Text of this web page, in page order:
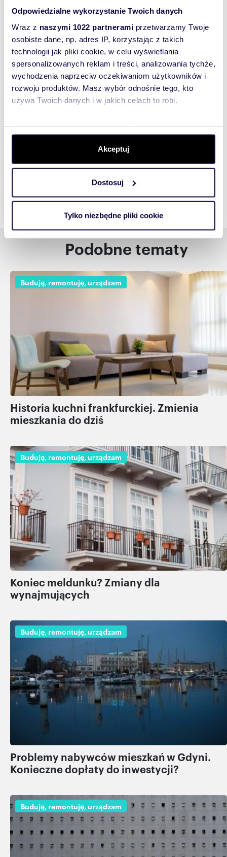
Odpowiedzialne wykorzystanie Twoich danych
Wraz z naszymi 1022 partnerami przetwarzamy Twoje
osobiste dane, np. adres IP, korzystając z takich
technologii jak pliki cookie, w celu wyświetlania
spersonalizowanych reklam i treści, analizowania tychże,
wychodzenia naprzeciw oczekiwaniom użytkowników i
rozwoju produktów. Masz wybór odnośnie tego, kto
używa Twoich danych i w jakich celach to robi.
Gromadzić dane dotyczące Twojej lokalizacji
geograficznej z dokładnością nawet do kilku metrów
Identyfikować Twoje urządzenie, aktywnie analizując
czyli wirtualny odcisk palca)
Dowiedz się więcej odnośnie tego, jak Twoje osobiste
dane są przetwarzane oraz ustaw własne preferencje w
zmienić lub wycofać swoją zgodę w dowolnej chwili.
i reklam, aby oferować funkcje społecznościowe i
analizować ruch w naszej witrynie. Informacje o tym, jak
korzystasz z naszej witryny, udostępniamy partnerom
otrzymanymi od Ciebie lub uzyskanymi podczas
korzystania z ich usług.
Akceptuj
Dostosuj
Tylko niezbędne pliki cookie
75,70m 2 35 370zł/m
mieszkanie na sprzedaż 76m2
mieszkanie Torremolinos, Torremolinos,
Avenida mar de alboran 9
Podobne tematy
Buduję, remontuję, urządzam
Historia kuchni frankfurckiej. Zmienia
mieszkania do dziś
Buduję, remontuję, urządzam
Koniec meldunku? Zmiany dla
wynajmujących
Buduję, remontuję, urządzam
Problemy nabywców mieszkań w Gdyni.
Konieczne dopłaty do inwestycji?
Buduję, remontuję, urządzam